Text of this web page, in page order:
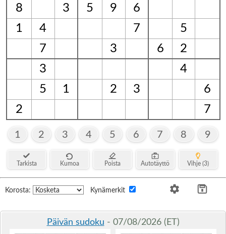
8
3 5 9
6
1
4 7
5
7
3 6
2
3
4
5
1 2 3
6
2
7
1 2 3 4 5 6 7 8 9
Tarkista Kumoa Poista Autotäyttö Vihje (3)
Korosta: Kynämerkit
Päivän sudoku - 07/08/2026 (ET)